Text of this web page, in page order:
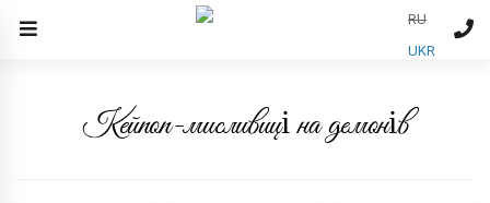
RU
UKR
Кейпоп-мисливиці на демонів